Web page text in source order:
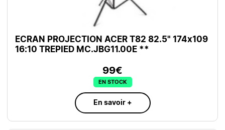
ECRAN PROJECTION ACER T82 82.5" 174x109
16:10 TREPIED MC.JBG11.00E **
99€
EN STOCK
En savoir +